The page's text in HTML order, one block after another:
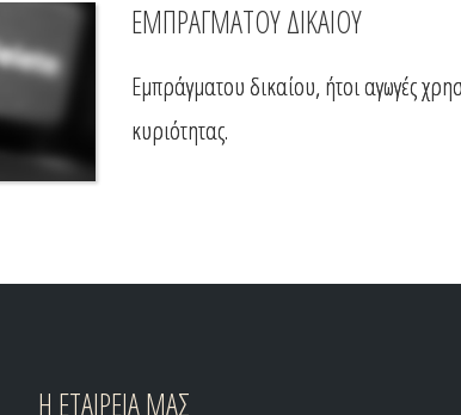
ΕΜΠΡΑΓΜΑΤΟΥ ΔΙΚΑΙΟΥ
Εμπράγματου δικαίου, ήτοι αγωγές
κυριότητας.
Η ΕΤΑΙΡΕΙΑ ΜΑΣ